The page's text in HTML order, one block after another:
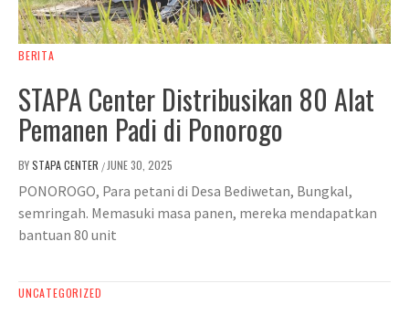
BERITA
STAPA Center Distribusikan 80 Alat
Pemanen Padi di Ponorogo
BYSTAPA CENTER / JUNE 30, 2025
PONOROGO, Para petani di Desa Bediwetan, Bungkal,
semringah. Memasuki masa panen, mereka mendapatkan
bantuan 80 unit
UNCATEGORIZED